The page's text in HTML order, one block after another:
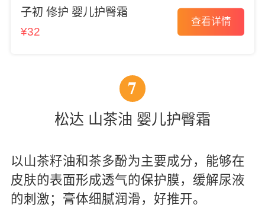
子初 修护 婴儿护臀霜
¥32
查看详情
7
松达 山茶油 婴儿护臀霜
以山茶籽油和茶多酚为主要成分，能够在
皮肤的表面形成透气的保护膜，缓解尿液
的刺激；膏体细腻润滑，好推开。